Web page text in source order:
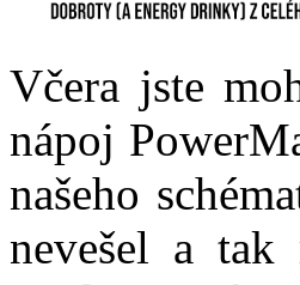
Včera jste
nápoj
našeho
nevešel a tak